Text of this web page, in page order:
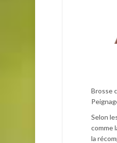
Brosse
Selon
comme
la